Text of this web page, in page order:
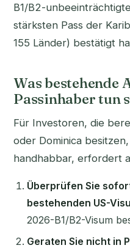
B1/B2-
stärksten Pass der
155 Länder) bestätigt
Was
Passinhaber tun
Für Investoren, die
oder Dominica
handhabbar, erfordert
Überprüfen Sie
bestehenden US-
2026-B1/B2-Visum
Geraten Sie nicht in